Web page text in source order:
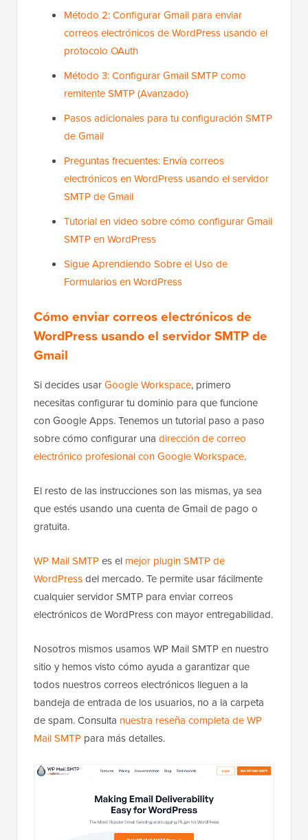
Método 2: Configurar Gmail para enviar
correos electrónicos de WordPress usando el
protocolo OAuth
Método 3: Configurar Gmail SMTP como
remitente SMTP (Avanzado)
Pasos adicionales para tu configuración SMTP
de Gmail
Preguntas frecuentes: Envía correos
electrónicos en WordPress usando el servidor
SMTP de Gmail
Tutorial en video sobre cómo configurar Gmail
SMTP en WordPress
Sigue Aprendiendo Sobre el Uso de
Formularios en WordPress
Cómo enviar correos electrónicos de
WordPress usando el servidor SMTP de
Gmail
Si decides usarGoogle Workspace, primero
necesitas configurar tu dominio para que funcione
con Google Apps. Tenemos un tutorial paso a paso
sobre cómo configurar una dirección de correo
electrónico profesional con Google Workspace.
El resto de las instrucciones son las mismas, ya sea
que estés usando una cuenta de Gmail de pago o
gratuita.
WP Mail SMTPes el mejor plugin SMTP de
WordPressdel mercado. Te permite usar fácilmente
cualquier servidor SMTP para enviar correos
electrónicos de WordPress con mayor entregabilidad.
Nosotros mismos usamos WP Mail SMTP en nuestro
sitio y hemos visto cómo ayuda a garantizar que
todos nuestros correos electrónicos lleguen a la
bandeja de entrada de los usuarios, no a la carpeta
de spam. Consulta nuestra reseña completa de WP
Mail SMTP para más detalles.